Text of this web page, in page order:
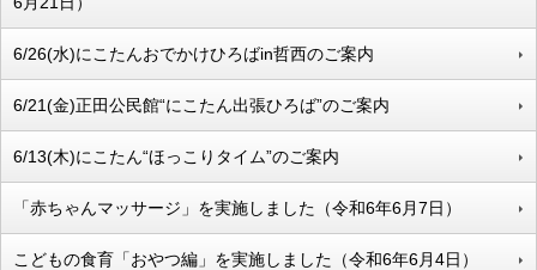
6/26(水)にこたんおでかけひろばin哲西のご案内
6/21(金)正田公民館“にこたん出張ひろば”のご案内
6/13(木)にこたん“ほっこりタイム”のご案内
「赤ちゃんマッサージ」を実施しました（令和6年6月7日）
こどもの食育「おやつ編」を実施しました（令和6年6月4日）